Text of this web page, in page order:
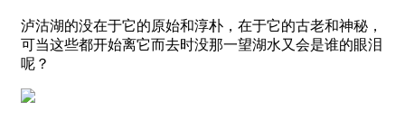
泸沽湖的没在于它的原始和淳朴，在于它的古老和神秘，
可当这些都开始离它而去时没那一望湖水又会是谁的眼泪
呢？